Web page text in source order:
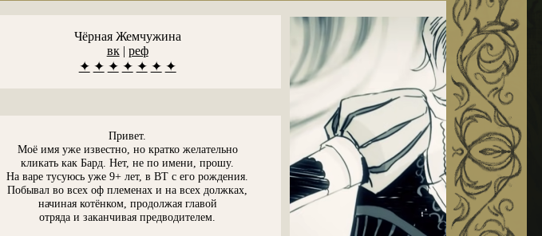
Чёрная Жемчужина
вк| реф
✦ ✦ ✦ ✦ ✦ ✦ ✦
Привет.
Моё имя уже известно, но кратко желательно
кликать как Бард. Нет, не по имени, прошу.
На варе тусуюсь уже 9+ лет, в ВТ с его рождения.
Побывал во всех оф племенах и на всех должках,
начиная котёнком, продолжая главой
отряда и заканчивая предводителем.